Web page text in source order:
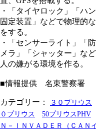
・「タイヤロック」「ハ
固定装置」などで物理的
をする。
・「センサーライト」「
メラ」「シャッター」な
人の嫌がる環境を作る。
■情報提供 名東警察署
カテゴリー： ３０プリウス
０プリウス
50プリウスPHV
Ｎ－ＩＮＶＡＤＥＲ（ＣＡＮ